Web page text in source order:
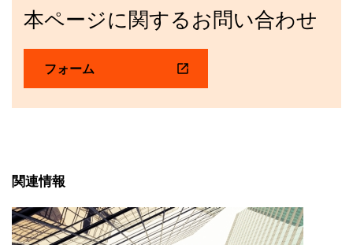
本ページに関するお問い合わせ
フォーム
関連情報